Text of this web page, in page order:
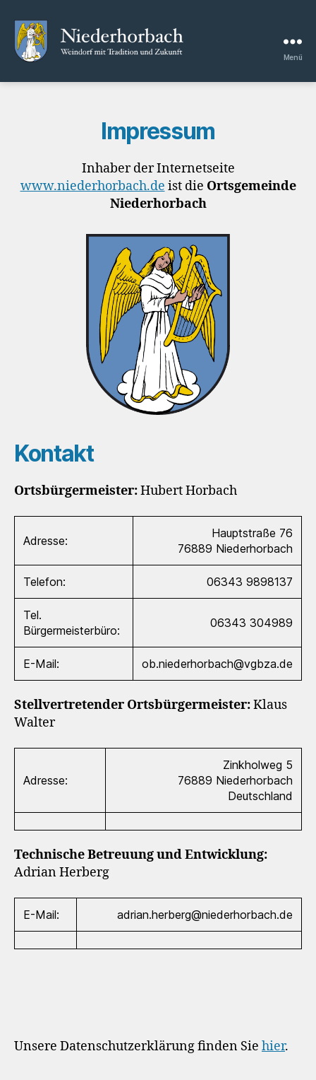
Menü
Impressum
Inhaber der Internetseite
www.niederhorbach.de ist die Ortsgemeinde
Niederhorbach
Kontakt
Ortsbürgermeister:Hubert Horbach
Adresse:
Hauptstraße 76
76889 Niederhorbach
Telefon: ‭06343 9898137‬
Tel.
Bürgermeisterbüro:
‭06343 304989‬
E-Mail: ob.niederhorbach@vgbza.de
Stellvertretender Ortsbürgermeister:Klaus
Walter
Adresse:
Zinkholweg 5
76889 Niederhorbach
Deutschland
Technische Betreuung und Entwicklung:
Adrian Herberg
E-Mail: adrian.herberg@niederhorbach.de
Unsere Datenschutzerklärung finden Sie hier.